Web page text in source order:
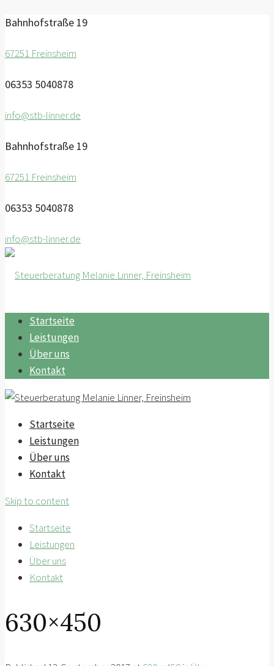
Bahnhofstraße 19
67251 Freinsheim
06353 5040878
info@stb-linner.de
Bahnhofstraße 19
67251 Freinsheim
06353 5040878
info@stb-linner.de
Startseite
Leistungen
Über uns
Kontakt
Startseite
Leistungen
Über uns
Kontakt
Skip to content
Startseite
Leistungen
Über uns
Kontakt
630×450